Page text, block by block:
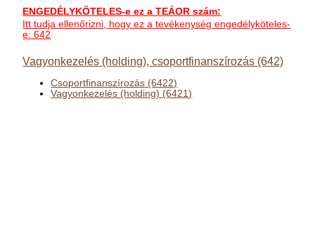
ENGEDÉLYKÖTELES-e ez a TEÁOR szám:
Itt tudja ellenőrizni, hogy ez a tevékenység engedélyköteles-
e: 642
Vagyonkezelés (holding), csoportfinanszírozás (642)
Csoportfinanszírozás (6422)
Vagyonkezelés (holding) (6421)